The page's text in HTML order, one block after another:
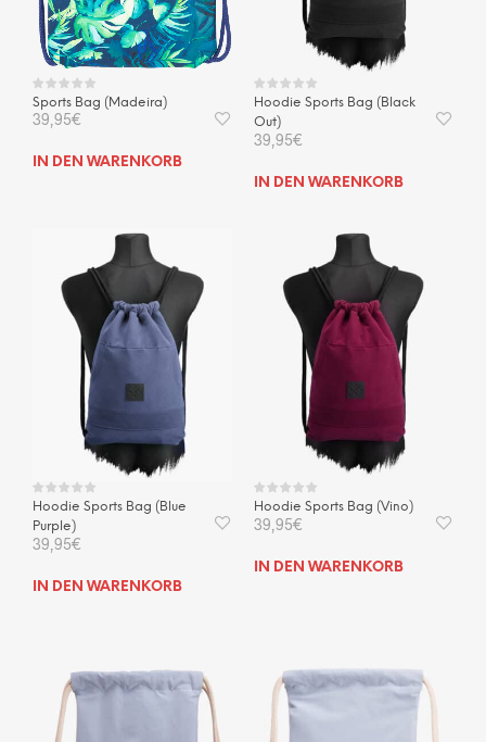
Sports Bag (Madeira)
39,95€
IN DEN WARENKORB
Hoodie Sports Bag (Black
Out)
39,95€
IN DEN WARENKORB
Hoodie Sports Bag (Blue
Purple)
39,95€
IN DEN WARENKORB
Hoodie Sports Bag (Vino)
39,95€
IN DEN WARENKORB